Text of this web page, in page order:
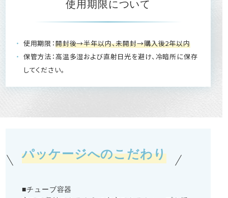
使用期限について
使用期限：開封後→半年以内、未開封→購入後2年以内
保管方法：高温多湿および直射日光を避け、冷暗所に保存
してください。
パッケージへのこだわり
■チューブ容器